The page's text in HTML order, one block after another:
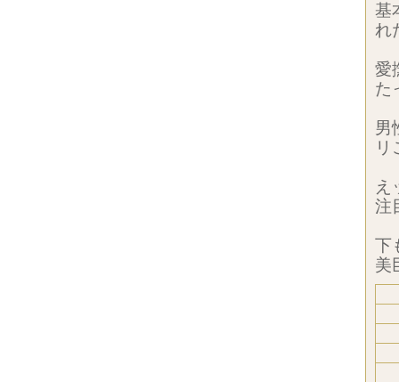
基
れ
愛
た
男
リ
え
注
下
美